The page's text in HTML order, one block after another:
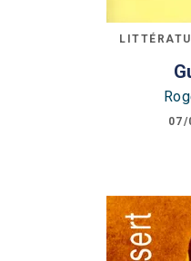
07/